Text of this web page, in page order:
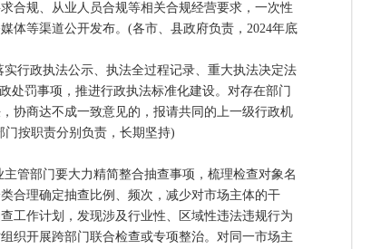
合规、从业人员合规等相关合规经营要求，一次性
体等渠道公开发布。(各市、县政府负责，2024年底
行政执法公示、执法全过程记录、重大执法决定法
处罚事项，推进行政执法标准化建设。对存在部门
协商达不成一致意见的，报请共同的上一级行政机
按职责分别负责，长期坚持)
部门要大力精简整合抽查事项，梳理检查对象名
合理确定抽查比例、频次，减少对市场主体的干
工作计划，发现涉及行业性、区域性违法违规行为
织开展跨部门联合检查或专项整治。对同一市场主